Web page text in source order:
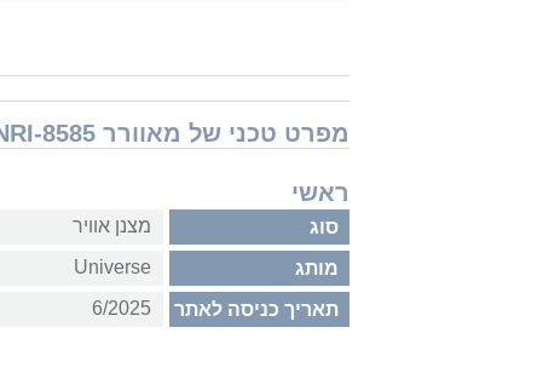
מפרט טכני של מאוורר Universe NRI-8585
ראשי
סוג מצנן אוויר
מותג Universe
תאריך כניסה לאתר 6/2025